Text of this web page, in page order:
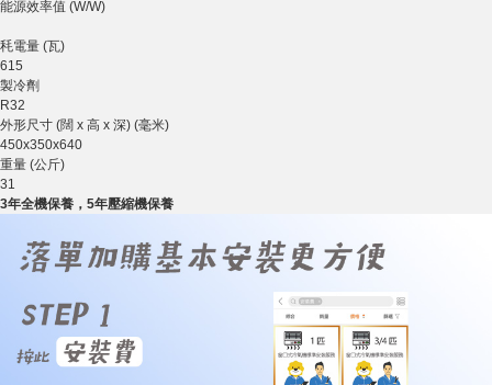
能源效率值 (W/W)
秏電量 (瓦)
615
製冷劑
R32
外形尺寸 (闊 x 高 x 深) (毫米)
450x350x640
重量 (公斤)
31
3年全機保養，5年壓縮機保養